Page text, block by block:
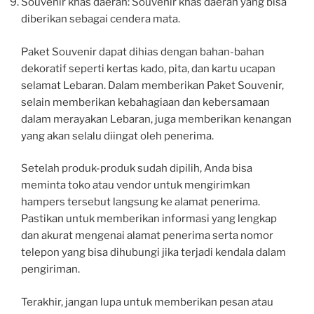
diberikan sebagai cendera mata.
Paket Souvenir dapat dihias dengan bahan-bahan
dekoratif seperti kertas kado, pita, dan kartu ucapan
selamat Lebaran. Dalam memberikan Paket Souvenir,
selain memberikan kebahagiaan dan kebersamaan
dalam merayakan Lebaran, juga memberikan kenangan
yang akan selalu diingat oleh penerima.
Setelah produk-produk sudah dipilih, Anda bisa
meminta toko atau vendor untuk mengirimkan
hampers tersebut langsung ke alamat penerima.
Pastikan untuk memberikan informasi yang lengkap
dan akurat mengenai alamat penerima serta nomor
telepon yang bisa dihubungi jika terjadi kendala dalam
pengiriman.
Terakhir, jangan lupa untuk memberikan pesan atau